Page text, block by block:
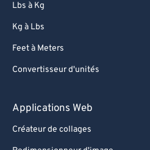
Lbs à Kg
Kg à Lbs
Feet à Meters
Convertisseur d'unités
Applications Web
Créateur de collages